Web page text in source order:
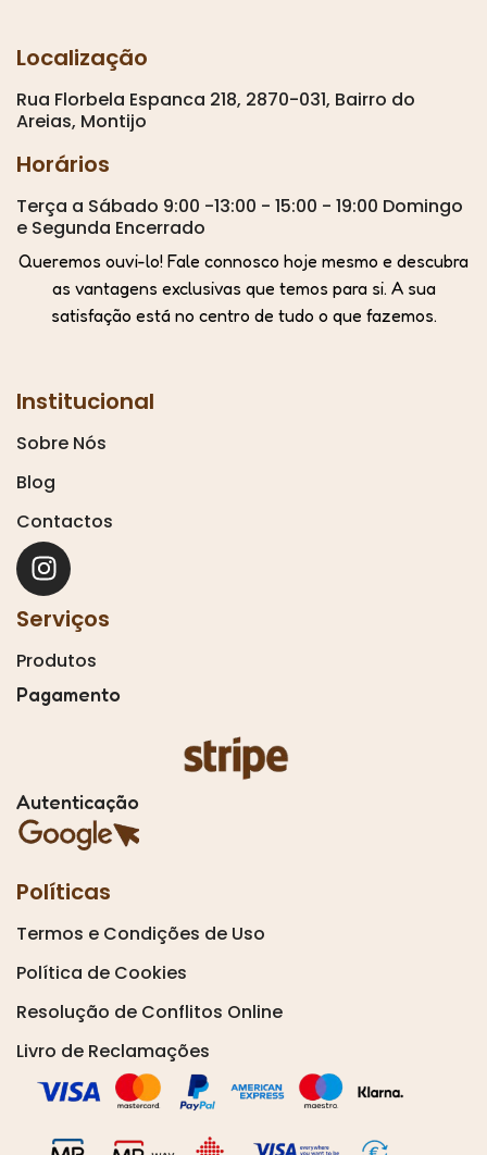
Localização
Rua Florbela Espanca 218, 2870-031, Bairro do
Areias, Montijo
Horários
Terça a Sábado 9:00 -13:00 - 15:00 - 19:00 Domingo
e Segunda Encerrado
Queremos ouvi-lo! Fale connosco hoje mesmo e descubra
as vantagens exclusivas que temos para si. A sua
satisfação está no centro de tudo o que fazemos.
Institucional
Sobre Nós
Blog
Contactos
Serviços
Produtos
Pagamento
Autenticação
Políticas
Termos e Condições de Uso
Política de Cookies
Resolução de Conflitos Online
Livro de Reclamações